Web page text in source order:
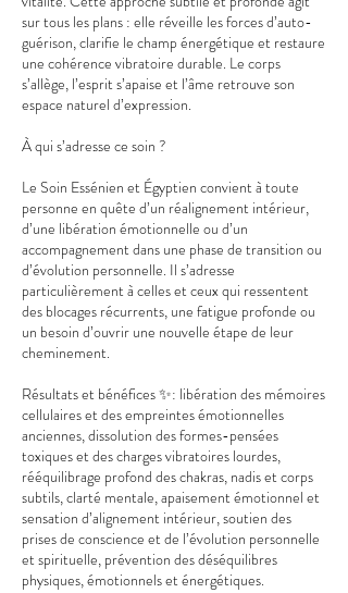
sur tous les plans : elle réveille les forces d’auto-
guérison, clarifie le champ énergétique et restaure
une cohérence vibratoire durable. Le corps
s’allège, l’esprit s’apaise et l’âme retrouve son
espace naturel d’expression.
À qui s’adresse ce soin ?
Le Soin Essénien et Égyptien convient à toute
personne en quête d’un réalignement intérieur,
d’une libération émotionnelle ou d’un
accompagnement dans une phase de transition ou
d’évolution personnelle. Il s’adresse
particulièrement à celles et ceux qui ressentent
des blocages récurrents, une fatigue profonde ou
un besoin d’ouvrir une nouvelle étape de leur
cheminement.
Résultats et bénéfices ✨: libération des mémoires
cellulaires et des empreintes émotionnelles
anciennes, dissolution des formes-pensées
toxiques et des charges vibratoires lourdes,
rééquilibrage profond des chakras, nadis et corps
subtils, clarté mentale, apaisement émotionnel et
sensation d’alignement intérieur, soutien des
prises de conscience et de l’évolution personnelle
et spirituelle, prévention des déséquilibres
physiques, émotionnels et énergétiques.